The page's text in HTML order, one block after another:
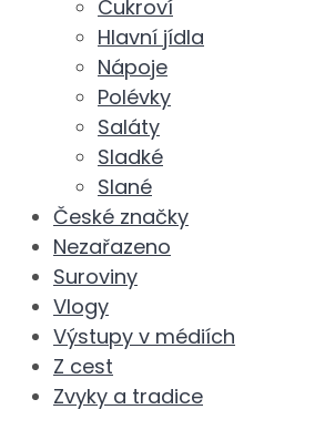
Cukroví
Hlavní jídla
Nápoje
Polévky
Saláty
Sladké
Slané
České značky
Nezařazeno
Suroviny
Vlogy
Výstupy v médiích
Z cest
Zvyky a tradice